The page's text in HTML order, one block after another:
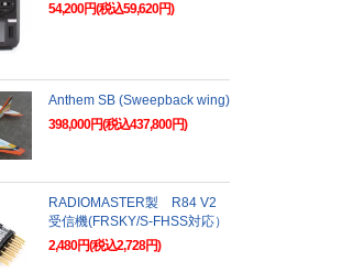
54,200円(税込59,620円)
Anthem SB (Sweepback wing)
398,000円(税込437,800円)
RADIOMASTER製 R84 V2
受信機(FRSKY/S-FHSS対応）
2,480円(税込2,728円)